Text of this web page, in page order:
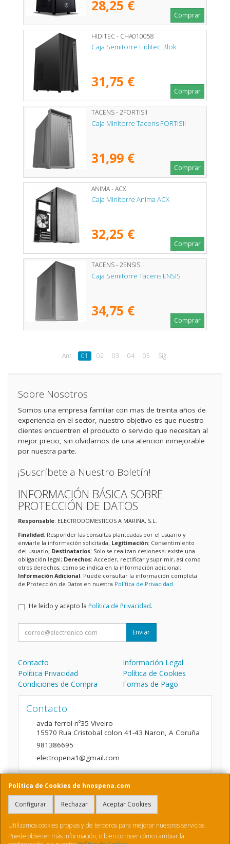
28,25 €
Comprar
HIDITEC - CHA010058
Caja Semitorre Hiditec Blok
31,75 €
Comprar
TACENS - 2FORTISII
Caja Minitorre Tacens FORTISII
31,99 €
Comprar
ANIMA - ACX
Caja Minitorre Anima ACX
32,25 €
Comprar
TACENS - 2ENSIS
Caja Semitorre Tacens ENSIS
34,75 €
Comprar
Ant. 01 02 03 04 05 Sig.
Política de Cookies de hnospena.com
Configurar Rechazar Aceptar Cookies
Utilizamos cookies propias y de terceros para mejorar nuestros servicios.
Puede obtener más información, o bien conocer cómo cambiar la
Sobre Nosotros
Somos una empresa familiar con mas de treinta años de
experiencia en el sector, nuestro objetivo es que nuestro
clientes encuentren el producto o servicio que necesitan al
mejor precio, sin olvidarnos de una atencion inmejorable
por nuestra parte.
¡Suscríbete a Nuestro Boletín!
INFORMACIÓN BÁSICA SOBRE
PROTECCIÓN DE DATOS
Responsable: ELECTRODOMESTICOS A MARIÑA, S.L.
Finalidad: Responder las consultas planteadas por el usuario y
enviarle la información solicitada; Legitimación: Consentimiento
del usuario; Destinatarios: Solo se realizan cesiones si existe una
obligación legal; Derechos: Acceder, rectificar y suprimir, así como
otros derechos, como se indica en la información adicional;
Información Adicional: Puede consultar la información completa
de Protección de Datos en nuestra Política de Privacidad
He leído y acepto la Política de Privacidad.
Enviar
Contacto
Información Legal
Política Privacidad
Política de Cookies
Condiciones de Compra
Formas de Pago
Contacto
avda ferrol nº35 Viveiro
15570 Rua Cristobal colon 41-43 Naron, A Coruña
981386695
electropena1@gmail.com
Horario
9:00 a 14:00 y de 16:00 A 20:00